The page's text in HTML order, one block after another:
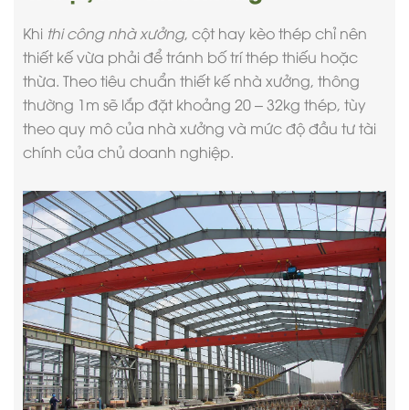
Khi thi công nhà xưởng, cột hay kèo thép chỉ nên
thiết kế vừa phải để tránh bố trí thép thiếu hoặc
thừa. Theo tiêu chuẩn thiết kế nhà xưởng, thông
thường 1m sẽ lắp đặt khoảng 20 – 32kg thép, tùy
theo quy mô của nhà xưởng và mức độ đầu tư tài
chính của chủ doanh nghiệp.